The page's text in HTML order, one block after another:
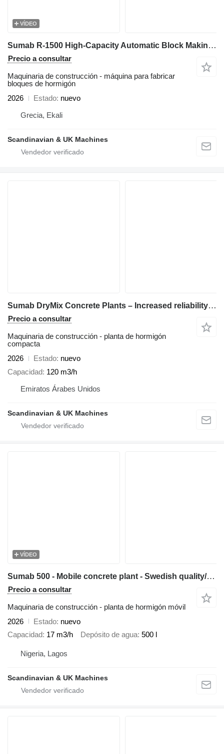
VÍDEO
Sumab R-1500 High-Capacity Automatic Block Making Line - Sweden
Precio a consultar
Maquinaria de construcción - máquina para fabricar
bloques de hormigón
2026
Estado nuevo
Grecia, Ekali
Scandinavian & UK Machines
Sumab DryMix Concrete Plants – Increased reliability and low price
Precio a consultar
Maquinaria de construcción - planta de hormigón
compacta
2026
Estado nuevo
Capacidad 120 m3/h
Emiratos Árabes Unidos
Scandinavian & UK Machines
VÍDEO
Sumab 500 - Mobile concrete plant - Swedish quality/Affordable price
Precio a consultar
Maquinaria de construcción - planta de hormigón móvil
2026
Estado nuevo
Capacidad 17 m3/h Depósito de agua 500 l
Nigeria, Lagos
Scandinavian & UK Machines